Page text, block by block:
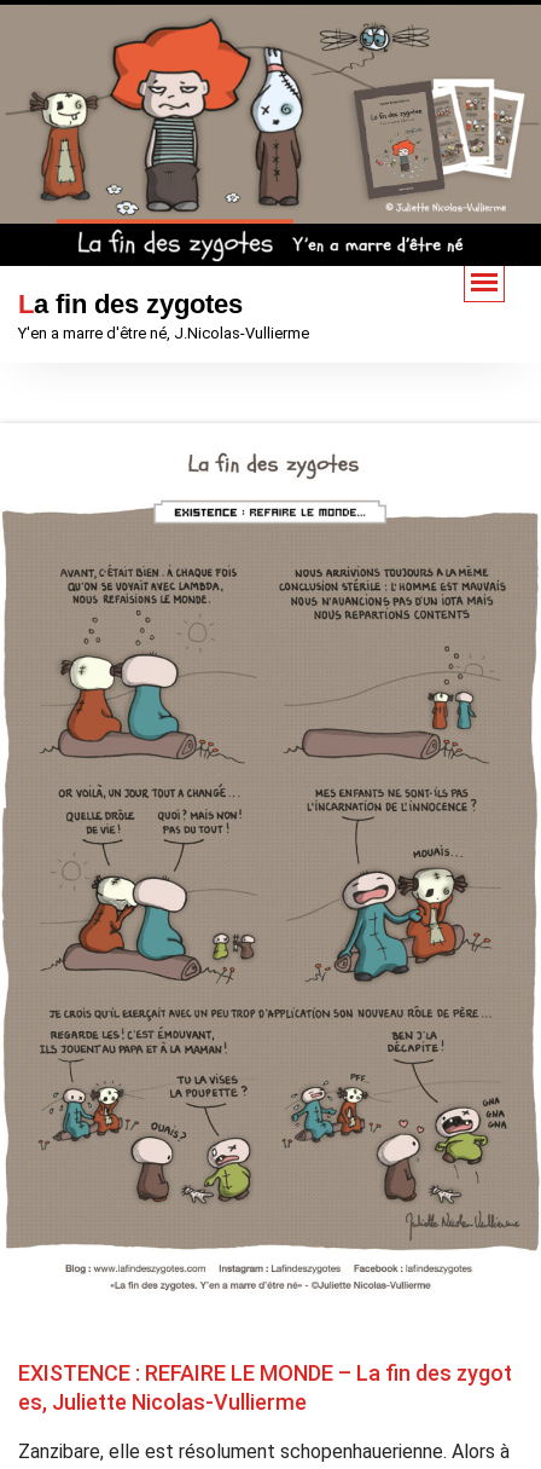
La fin des zygotes
Y'en a marre d'être né, J.Nicolas-Vullierme
EXISTENCE : REFAIRE LE MONDE – La fin des zygot
es, Juliette Nicolas-Vullierme
Zanzibare, elle est résolument schopenhauerienne. Alors à